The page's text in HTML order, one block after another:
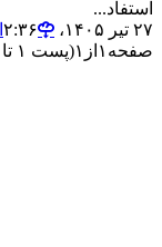
استفاد...
۲۷ تیر ۱۴۰۵،‏ ۲:۳۶
صفحه ۱ از ۱(پست ۱ تا ۱)